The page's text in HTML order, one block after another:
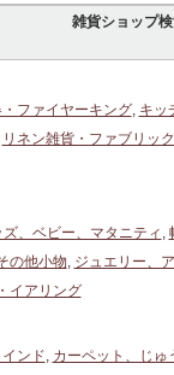
雑貨ショップ
ファイヤーキング, キッ
リネン雑貨・ファブリック
ズ、ベビー、マタニティ ,
の他小物, ジュエリー、
イアリング
ンド, カーペット、じゅ